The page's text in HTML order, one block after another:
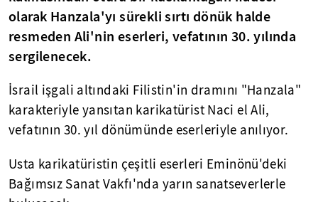
olarak Hanzala'yı sürekli sırtı dönük halde
resmeden Ali'nin eserleri, vefatının 30. yılında
sergilenecek.
İsrail işgali altındaki Filistin'in dramını "Hanzala"
karakteriyle yansıtan karikatürist Naci el Ali,
vefatının 30. yıl dönümünde eserleriyle anılıyor.
Usta karikatüristin çeşitli eserleri Eminönü'deki
Bağımsız Sanat Vakfı'nda yarın sanatseverlerle